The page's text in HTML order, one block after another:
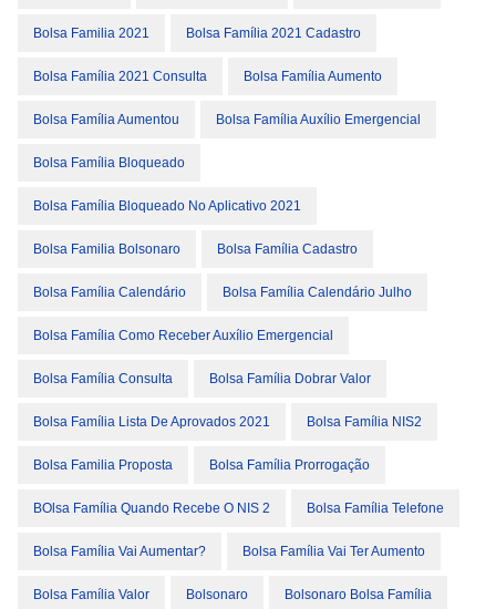
Bolsa Familia 2021 Bolsa Família 2021 Cadastro
Bolsa Família 2021 Consulta Bolsa Família Aumento
Bolsa Família Aumentou Bolsa Família Auxílio Emergencial
Bolsa Família Bloqueado
Bolsa Família Bloqueado No Aplicativo 2021
Bolsa Familia Bolsonaro Bolsa Família Cadastro
Bolsa Família Calendário Bolsa Família Calendário Julho
Bolsa Família Como Receber Auxílio Emergencial
Bolsa Família Consulta Bolsa Família Dobrar Valor
Bolsa Família Lista De Aprovados 2021 Bolsa Família NIS2
Bolsa Familia Proposta Bolsa Família Prorrogação
BOlsa Família Quando Recebe O NIS 2 Bolsa Família Telefone
Bolsa Família Vai Aumentar? Bolsa Família Vai Ter Aumento
Bolsa Família Valor Bolsonaro Bolsonaro Bolsa Família